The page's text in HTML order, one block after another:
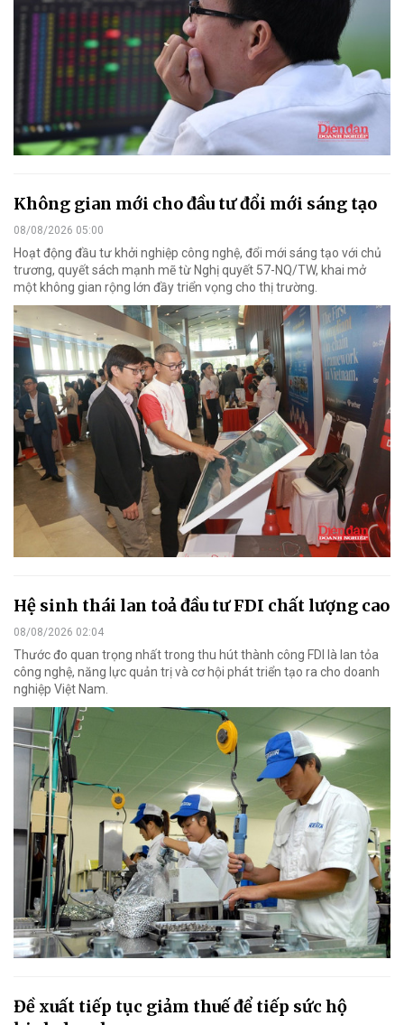
Không gian mới cho đầu tư đổi mới sáng tạo
08/08/2026 05:00
Hoạt động đầu tư khởi nghiệp công nghệ, đổi mới sáng tạo với chủ
trương, quyết sách mạnh mẽ từ Nghị quyết 57-NQ/TW, khai mở
một không gian rộng lớn đầy triển vọng cho thị trường.
Hệ sinh thái lan toả đầu tư FDI chất lượng cao
08/08/2026 02:04
Thước đo quan trọng nhất trong thu hút thành công FDI là lan tỏa
công nghệ, năng lực quản trị và cơ hội phát triển tạo ra cho doanh
nghiệp Việt Nam.
Đề xuất tiếp tục giảm thuế để tiếp sức hộ